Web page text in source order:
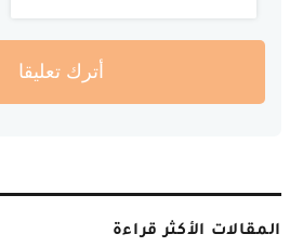
أترك تعليقا
المقالات الأكثر قراءة